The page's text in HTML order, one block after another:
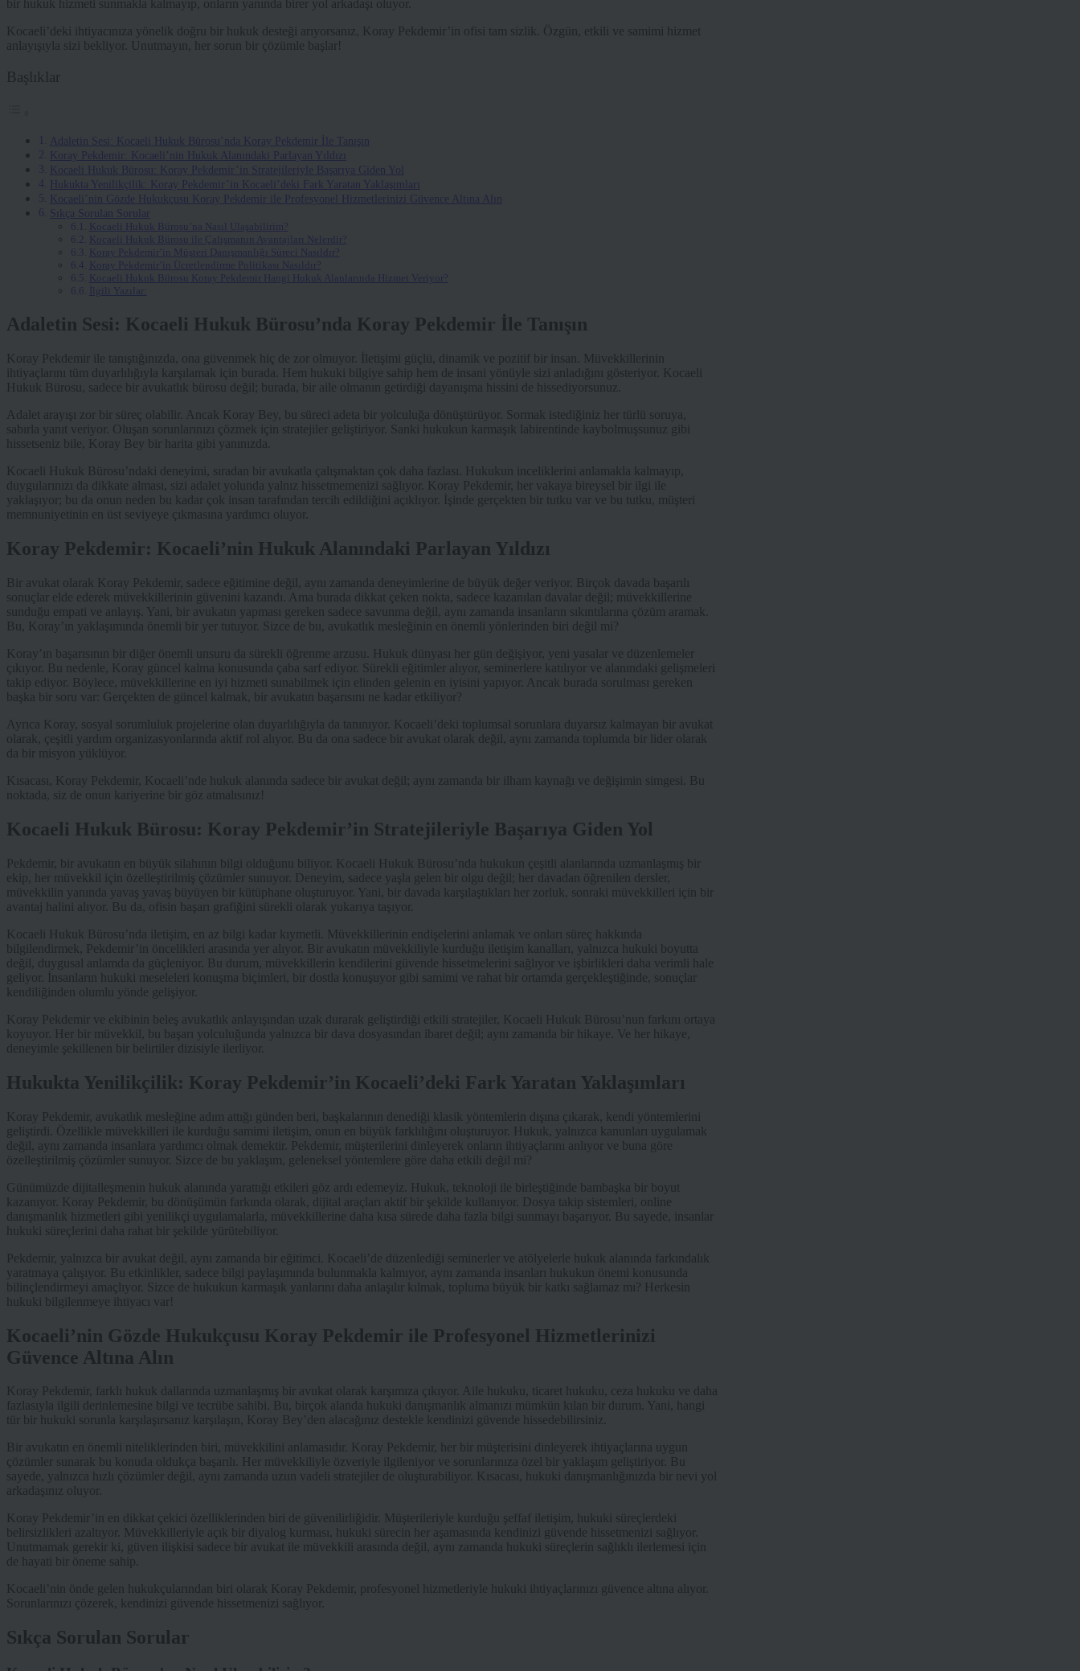
bir hukuk hizmeti sunmakla kalmayıp, onların yanında birer yol arkadaşı oluyor.
Kocaeli’deki ihtiyacınıza yönelik doğru bir hukuk desteği arıyorsanız, Koray Pekdemir’in ofisi tam sizlik. Özgün, etkili ve samimi hizmet
anlayışıyla sizi bekliyor. Unutmayın, her sorun bir çözümle başlar!
Başlıklar
Adaletin Sesi: Kocaeli Hukuk Bürosu’nda Koray Pekdemir İle Tanışın
Koray Pekdemir: Kocaeli’nin Hukuk Alanındaki Parlayan Yıldızı
Kocaeli Hukuk Bürosu: Koray Pekdemir’in Stratejileriyle Başarıya Giden Yol
Hukukta Yenilikçilik: Koray Pekdemir’in Kocaeli’deki Fark Yaratan Yaklaşımları
Kocaeli’nin Gözde Hukukçusu Koray Pekdemir ile Profesyonel Hizmetlerinizi Güvence Altına Alın
Sıkça Sorulan Sorular
Kocaeli Hukuk Bürosu’na Nasıl Ulaşabilirim?
Kocaeli Hukuk Bürosu ile Çalışmanın Avantajları Nelerdir?
Koray Pekdemir’in Müşteri Danışmanlığı Süreci Nasıldır?
Koray Pekdemir’in Ücretlendirme Politikası Nasıldır?
Kocaeli Hukuk Bürosu Koray Pekdemir Hangi Hukuk Alanlarında Hizmet Veriyor?
İlgili Yazılar:
Adaletin Sesi: Kocaeli Hukuk Bürosu’nda Koray Pekdemir İle Tanışın
Koray Pekdemir ile tanıştığınızda, ona güvenmek hiç de zor olmuyor. İletişimi güçlü, dinamik ve pozitif bir insan. Müvekkillerinin
ihtiyaçlarını tüm duyarlılığıyla karşılamak için burada. Hem hukuki bilgiye sahip hem de insani yönüyle sizi anladığını gösteriyor. Kocaeli
Hukuk Bürosu, sadece bir avukatlık bürosu değil; burada, bir aile olmanın getirdiği dayanışma hissini de hissediyorsunuz.
Adalet arayışı zor bir süreç olabilir. Ancak Koray Bey, bu süreci adeta bir yolculuğa dönüştürüyor. Sormak istediğiniz her türlü soruya,
sabırla yanıt veriyor. Oluşan sorunlarınızı çözmek için stratejiler geliştiriyor. Sanki hukukun karmaşık labirentinde kaybolmuşsunuz gibi
hissetseniz bile, Koray Bey bir harita gibi yanınızda.
Kocaeli Hukuk Bürosu’ndaki deneyimi, sıradan bir avukatla çalışmaktan çok daha fazlası. Hukukun inceliklerini anlamakla kalmayıp,
duygularınızı da dikkate alması, sizi adalet yolunda yalnız hissetmemenizi sağlıyor. Koray Pekdemir, her vakaya bireysel bir ilgi ile
yaklaşıyor; bu da onun neden bu kadar çok insan tarafından tercih edildiğini açıklıyor. İşinde gerçekten bir tutku var ve bu tutku, müşteri
memnuniyetinin en üst seviyeye çıkmasına yardımcı oluyor.
Koray Pekdemir: Kocaeli’nin Hukuk Alanındaki Parlayan Yıldızı
Bir avukat olarak Koray Pekdemir, sadece eğitimine değil, aynı zamanda deneyimlerine de büyük değer veriyor. Birçok davada başarılı
sonuçlar elde ederek müvekkillerinin güvenini kazandı. Ama burada dikkat çeken nokta, sadece kazanılan davalar değil; müvekkillerine
sunduğu empati ve anlayış. Yani, bir avukatın yapması gereken sadece savunma değil, aynı zamanda insanların sıkıntılarına çözüm aramak.
Bu, Koray’ın yaklaşımında önemli bir yer tutuyor. Sizce de bu, avukatlık mesleğinin en önemli yönlerinden biri değil mi?
Koray’ın başarısının bir diğer önemli unsuru da sürekli öğrenme arzusu. Hukuk dünyası her gün değişiyor, yeni yasalar ve düzenlemeler
çıkıyor. Bu nedenle, Koray güncel kalma konusunda çaba sarf ediyor. Sürekli eğitimler alıyor, seminerlere katılıyor ve alanındaki gelişmeleri
takip ediyor. Böylece, müvekkillerine en iyi hizmeti sunabilmek için elinden gelenin en iyisini yapıyor. Ancak burada sorulması gereken
başka bir soru var: Gerçekten de güncel kalmak, bir avukatın başarısını ne kadar etkiliyor?
Ayrıca Koray, sosyal sorumluluk projelerine olan duyarlılığıyla da tanınıyor. Kocaeli’deki toplumsal sorunlara duyarsız kalmayan bir avukat
olarak, çeşitli yardım organizasyonlarında aktif rol alıyor. Bu da ona sadece bir avukat olarak değil, aynı zamanda toplumda bir lider olarak
da bir misyon yüklüyor.
Kısacası, Koray Pekdemir, Kocaeli’nde hukuk alanında sadece bir avukat değil; aynı zamanda bir ilham kaynağı ve değişimin simgesi. Bu
noktada, siz de onun kariyerine bir göz atmalısınız!
Kocaeli Hukuk Bürosu: Koray Pekdemir’in Stratejileriyle Başarıya Giden Yol
Pekdemir, bir avukatın en büyük silahının bilgi olduğunu biliyor. Kocaeli Hukuk Bürosu’nda hukukun çeşitli alanlarında uzmanlaşmış bir
ekip, her müvekkil için özelleştirilmiş çözümler sunuyor. Deneyim, sadece yaşla gelen bir olgu değil; her davadan öğrenilen dersler,
müvekkilin yanında yavaş yavaş büyüyen bir kütüphane oluşturuyor. Yani, bir davada karşılaştıkları her zorluk, sonraki müvekkilleri için bir
avantaj halini alıyor. Bu da, ofisin başarı grafiğini sürekli olarak yukarıya taşıyor.
Kocaeli Hukuk Bürosu’nda iletişim, en az bilgi kadar kıymetli. Müvekkillerinin endişelerini anlamak ve onları süreç hakkında
bilgilendirmek, Pekdemir’in öncelikleri arasında yer alıyor. Bir avukatın müvekkiliyle kurduğu iletişim kanalları, yalnızca hukuki boyutta
değil, duygusal anlamda da güçleniyor. Bu durum, müvekkillerin kendilerini güvende hissetmelerini sağlıyor ve işbirlikleri daha verimli hale
geliyor. İnsanların hukuki meseleleri konuşma biçimleri, bir dostla konuşuyor gibi samimi ve rahat bir ortamda gerçekleştiğinde, sonuçlar
kendiliğinden olumlu yönde gelişiyor.
Koray Pekdemir ve ekibinin beleş avukatlık anlayışından uzak durarak geliştirdiği etkili stratejiler, Kocaeli Hukuk Bürosu’nun farkını ortaya
koyuyor. Her bir müvekkil, bu başarı yolculuğunda yalnızca bir dava dosyasından ibaret değil; aynı zamanda bir hikaye. Ve her hikaye,
deneyimle şekillenen bir belirtiler dizisiyle ilerliyor.
Hukukta Yenilikçilik: Koray Pekdemir’in Kocaeli’deki Fark Yaratan Yaklaşımları
Koray Pekdemir, avukatlık mesleğine adım attığı günden beri, başkalarının denediği klasik yöntemlerin dışına çıkarak, kendi yöntemlerini
geliştirdi. Özellikle müvekkilleri ile kurduğu samimi iletişim, onun en büyük farklılığını oluşturuyor. Hukuk, yalnızca kanunları uygulamak
değil, aynı zamanda insanlara yardımcı olmak demektir. Pekdemir, müşterilerini dinleyerek onların ihtiyaçlarını anlıyor ve buna göre
özelleştirilmiş çözümler sunuyor. Sizce de bu yaklaşım, geleneksel yöntemlere göre daha etkili değil mi?
Günümüzde dijitalleşmenin hukuk alanında yarattığı etkileri göz ardı edemeyiz. Hukuk, teknoloji ile birleştiğinde bambaşka bir boyut
kazanıyor. Koray Pekdemir, bu dönüşümün farkında olarak, dijital araçları aktif bir şekilde kullanıyor. Dosya takip sistemleri, online
danışmanlık hizmetleri gibi yenilikçi uygulamalarla, müvekkillerine daha kısa sürede daha fazla bilgi sunmayı başarıyor. Bu sayede, insanlar
hukuki süreçlerini daha rahat bir şekilde yürütebiliyor.
Pekdemir, yalnızca bir avukat değil, aynı zamanda bir eğitimci. Kocaeli’de düzenlediği seminerler ve atölyelerle hukuk alanında farkındalık
yaratmaya çalışıyor. Bu etkinlikler, sadece bilgi paylaşımında bulunmakla kalmıyor, aynı zamanda insanları hukukun önemi konusunda
bilinçlendirmeyi amaçlıyor. Sizce de hukukun karmaşık yanlarını daha anlaşılır kılmak, topluma büyük bir katkı sağlamaz mı? Herkesin
hukuki bilgilenmeye ihtiyacı var!
Kocaeli’nin Gözde Hukukçusu Koray Pekdemir ile Profesyonel Hizmetlerinizi
Güvence Altına Alın
Koray Pekdemir, farklı hukuk dallarında uzmanlaşmış bir avukat olarak karşımıza çıkıyor. Aile hukuku, ticaret hukuku, ceza hukuku ve daha
fazlasıyla ilgili derinlemesine bilgi ve tecrübe sahibi. Bu, birçok alanda hukuki danışmanlık almanızı mümkün kılan bir durum. Yani, hangi
tür bir hukuki sorunla karşılaşırsanız karşılaşın, Koray Bey’den alacağınız destekle kendinizi güvende hissedebilirsiniz.
Bir avukatın en önemli niteliklerinden biri, müvekkilini anlamasıdır. Koray Pekdemir, her bir müşterisini dinleyerek ihtiyaçlarına uygun
çözümler sunarak bu konuda oldukça başarılı. Her müvekkiliyle özveriyle ilgileniyor ve sorunlarınıza özel bir yaklaşım geliştiriyor. Bu
sayede, yalnızca hızlı çözümler değil, aynı zamanda uzun vadeli stratejiler de oluşturabiliyor. Kısacası, hukuki danışmanlığınızda bir nevi yol
arkadaşınız oluyor.
Koray Pekdemir’in en dikkat çekici özelliklerinden biri de güvenilirliğidir. Müşterileriyle kurduğu şeffaf iletişim, hukuki süreçlerdeki
belirsizlikleri azaltıyor. Müvekkilleriyle açık bir diyalog kurması, hukuki sürecin her aşamasında kendinizi güvende hissetmenizi sağlıyor.
Unutmamak gerekir ki, güven ilişkisi sadece bir avukat ile müvekkili arasında değil, aynı zamanda hukuki süreçlerin sağlıklı ilerlemesi için
de hayati bir öneme sahip.
Kocaeli’nin önde gelen hukukçularından biri olarak Koray Pekdemir, profesyonel hizmetleriyle hukuki ihtiyaçlarınızı güvence altına alıyor.
Sorunlarınızı çözerek, kendinizi güvende hissetmenizi sağlıyor.
Sıkça Sorulan Sorular